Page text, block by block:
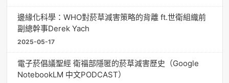
邊緣化科學：WHO對菸草減害策略的背離 ft.世衛組織前
副總幹事Derek Yach
2025-05-17
電子菸倡議聖經 衛福部隱匿的菸草減害歷史（Google
NotebookLM 中文PODCAST）